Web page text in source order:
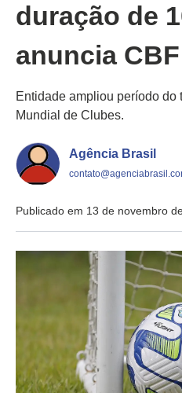
duração de
anuncia CBF
Entidade ampliou período do
Mundial de Clubes.
Agência Brasil
Publicado em 13 de novembro